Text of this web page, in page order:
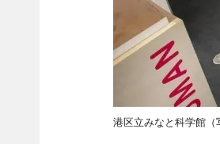
港区立みなと科学館（